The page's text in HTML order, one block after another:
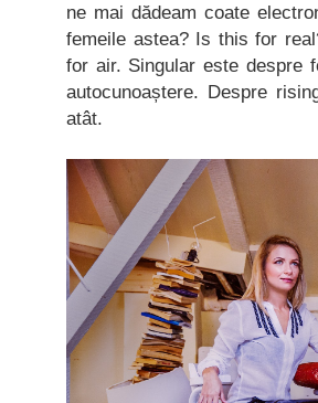
ne mai dădeam coate
femeile astea? Is this for
for air. Singular este despre
autocunoaștere. Despre
atât.